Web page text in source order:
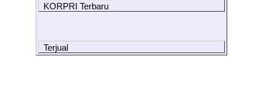
KORPRI Terbaru
Terjual